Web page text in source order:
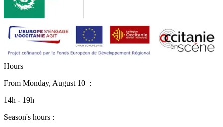
Hours
From Monday, August 10 :
14h - 19h
Season's hours :